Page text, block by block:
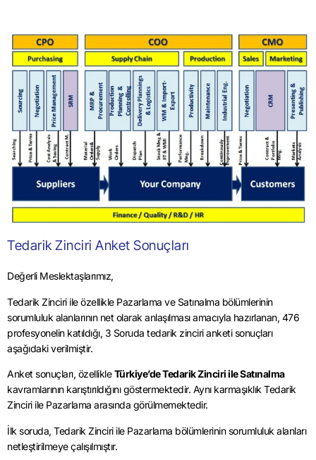
Tedarik Zinciri Anket Sonuçları
Değerli Meslektaşlarımız,
Tedarik Zinciri ile özellikle Pazarlama ve Satınalma bölümlerinin
sorumluluk alanlarının net olarak anlaşılması amacıyla hazırlanan, 476
profesyonelin katıldığı, 3 Soruda tedarik zinciri anketi sonuçları
aşağıdaki verilmiştir.
Anket sonuçları, özellikleTürkiye’de Tedarik Zinciri ile Satınalma
kavramlarının karıştırıldığını göstermektedir. Aynı karmaşıklık Tedarik
Zinciri ile Pazarlama arasında görülmemektedir.
İlk soruda, Tedarik Zinciri ile Pazarlama bölümlerinin sorumluluk alanları
netleştirilmeye çalışılmıştır.